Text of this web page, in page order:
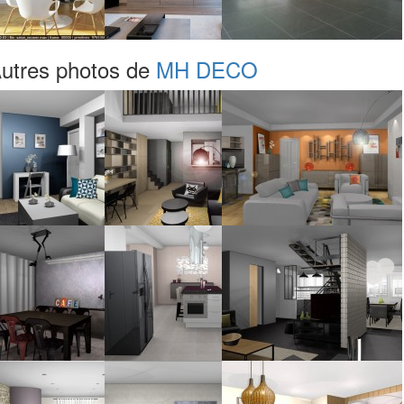
photos de MH DECO